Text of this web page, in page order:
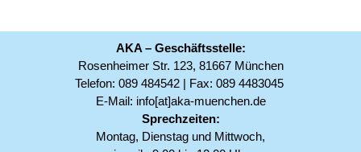
AKA – Geschäftsstelle:
Rosenheimer Str. 123, 81667 München
Telefon: 089 484542| Fax: 089 4483045
E-Mail: info[at]aka-muenchen.de
Sprechzeiten:
Montag, Dienstag und Mittwoch,